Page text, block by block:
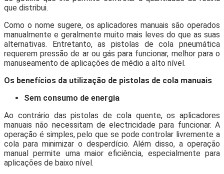
que distribui.
Como o nome sugere, os aplicadores manuais são operados
manualmente e geralmente muito mais leves do que as suas
alternativas. Entretanto, as pistolas de cola pneumática
requerem pressão de ar ou gás para funcionar, melhor para o
manuseamento de aplicações de médio a alto nível.
Os benefícios da utilização de pistolas de cola manuais
Sem consumo de energia
Ao contrário das pistolas de cola quente, os aplicadores
manuais não necessitam de electricidade para funcionar. A
operação é simples, pelo que se pode controlar livremente a
cola para minimizar o desperdício. Além disso, a operação
manual permite uma maior eficiência, especialmente para
aplicações de baixo nível.